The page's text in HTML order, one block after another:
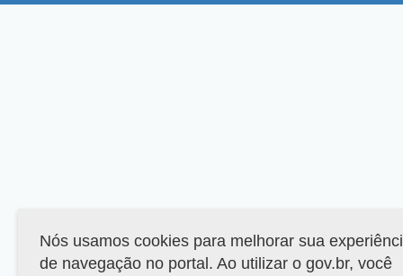
Nós usamos cookies para melhorar sua
de navegação no portal. Ao utilizar o gov.br, você